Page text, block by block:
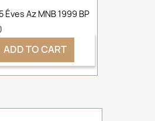
Éves Az MNB 1999 BP
ADD TO CART